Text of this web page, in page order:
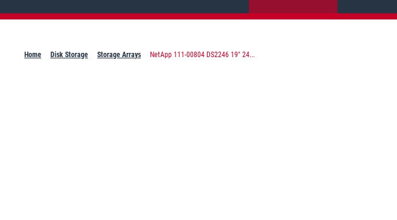
Home Disk Storage Storage Arrays NetApp 111-00804 DS2246 19" 24...